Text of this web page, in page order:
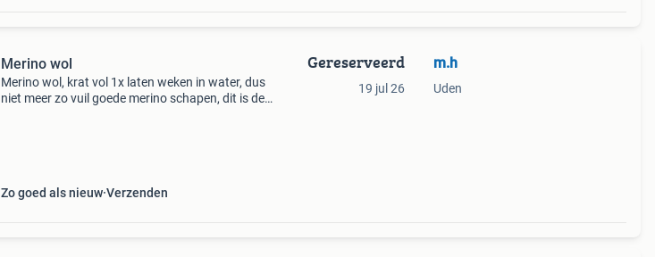
Merino wol
Merino wol, krat vol 1x laten weken in water, dus
niet meer zo vuil goede merino schapen, dit is de
Zo goed als nieuw Verzenden
Gereserveerd
19 jul 26
m.h
Uden